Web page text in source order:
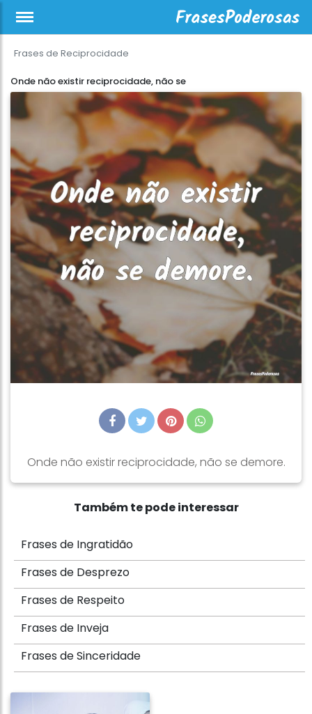
Frases de Reciprocidade
Onde não existir reciprocidade, não se
Onde não existir reciprocidade, não se demore.
Também te pode interessar
Frases de Ingratidão
Frases de Desprezo
Frases de Respeito
Frases de Inveja
Frases de Sinceridade